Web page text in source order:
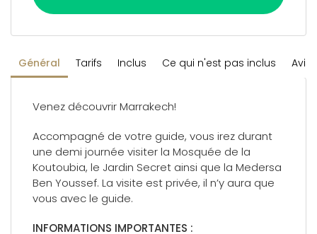
Général Tarifs Inclus Ce qui n'est pas inclus Avis
Venez découvrir Marrakech!
Accompagné de votre guide, vous irez durant
une demi journée visiter la Mosquée de la
Koutoubia, le Jardin Secret ainsi que la Medersa
Ben Youssef. La visite est privée, il n’y aura que
vous avec le guide.
INFORMATIONS IMPORTANTES :